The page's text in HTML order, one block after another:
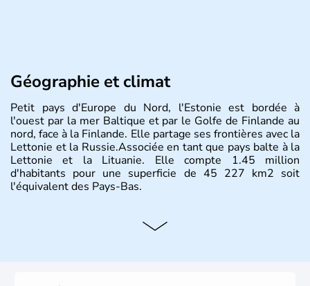
Géographie et climat
Petit pays d'Europe du Nord, l'Estonie est bordée à
l'ouest par la mer Baltique et par le Golfe de Finlande au
nord, face à la Finlande. Elle partage ses frontières avec la
Lettonie et la Russie.Associée en tant que pays balte à la
Lettonie et la Lituanie. Elle compte 1.45 million
d'habitants pour une superficie de 45 227 km2 soit
l'équivalent des Pays-Bas.